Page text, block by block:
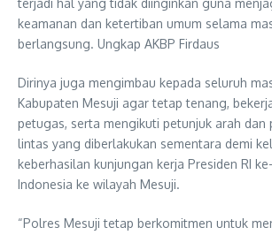
terjadi hal yang tidak diinginkan guna
keamanan dan ketertiban umum selama
berlangsung. Ungkap AKBP Firdaus
Dirinya juga mengimbau kepada seluruh
Kabupaten Mesuji agar tetap tenang,
petugas, serta mengikuti petunjuk arah dan
lintas yang diberlakukan sementara demi
keberhasilan kunjungan kerja Presiden RI
Indonesia ke wilayah Mesuji.
“Polres Mesuji tetap berkomitmen untuk